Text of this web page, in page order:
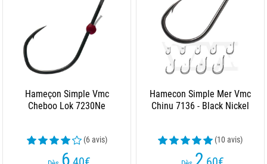
Hameçon Simple Vmc
Cheboo Lok 7230Ne
(6 avis)
6
Hamecon Simple Mer Vmc
Chinu 7136 - Black Nickel
(10 avis)
2